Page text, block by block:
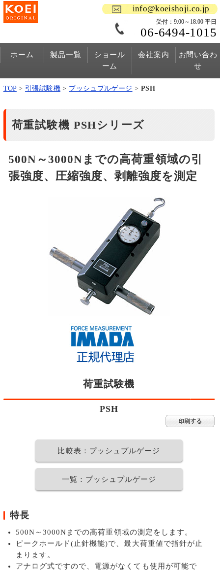
info@koeishoji.co.jp
受付：9:00～18:00 平日
06-6494-1015
ホーム 製品一覧
ショール
ーム
会社案内
お問い合わ
せ
TOP> 引張試験機> プッシュプルゲージ > PSH
荷重試験機 PSHシリーズ
500N～3000Nまでの高荷重領域の引
張強度、圧縮強度、剥離強度を測定
荷重試験機
PSH
比較表：プッシュプルゲージ
一覧：プッシュプルゲージ
特長
500N～3000Nまでの高荷重領域の測定をします。
ピークホールド(止針機能)で、最大荷重値で指針が止
まります。
アナログ式ですので、電源がなくても使用が可能で